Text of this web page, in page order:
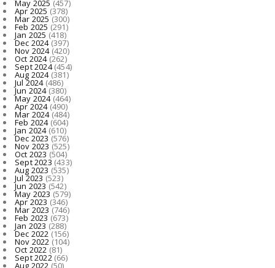
May 2025(457)
Apr 2025 (378)
Mar 2025 (300)
Feb 2025 (291)
Jan 2025 (418)
Dec 2024(397)
Nov 2024(420)
Oct 2024(262)
Sept 2024(454)
Aug 2024(381)
Jul 2024(486)
Jun 2024(380)
May 2024(464)
Apr 2024(490)
Mar 2024(484)
Feb 2024(604)
Jan 2024(610)
Dec 2023(576)
Nov 2023 (525)
Oct 2023 (504)
Sept 2023 (433)
Aug 2023 (535)
Jul 2023 (523)
Jun 2023(542)
May 2023(579)
Apr 2023 (346)
Mar 2023 (746)
Feb 2023 (673)
Jan 2023 (288)
Dec 2022(156)
Nov 2022 (104)
Oct 2022 (81)
Sept 2022(66)
Aug 2022 (50)